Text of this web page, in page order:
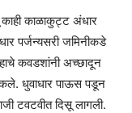
काळाकुट्ट अंधार
पर्जन्यसरी जमिनीकडे
कवडशांनी अच्छादून
धुवाधार पाऊस पडून
टवटवीत दिसू लागली.